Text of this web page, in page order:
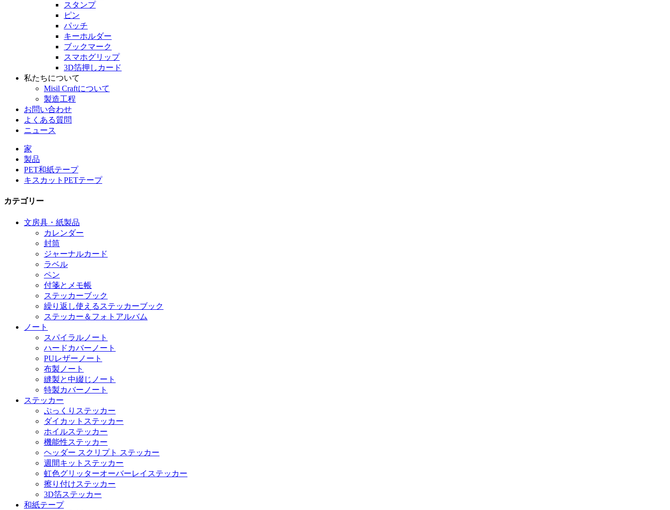
スタンプ
ピン
パッチ
キーホルダー
ブックマーク
スマホグリップ
3D箔押しカード
私たちについて
Misil Craftについて
製造工程
お問い合わせ
よくある質問
ニュース
家
製品
PET和紙テープ
キスカットPETテープ
カテゴリー
文房具・紙製品
カレンダー
封筒
ジャーナルカード
ラベル
ペン
付箋とメモ帳
ステッカーブック
繰り返し使えるステッカーブック
ステッカー＆フォトアルバム
ノート
スパイラルノート
ハードカバーノート
PUレザーノート
布製ノート
縫製と中綴じノート
特製カバーノート
ステッカー
ぷっくりステッカー
ダイカットステッカー
ホイルステッカー
機能性ステッカー
ヘッダー スクリプト ステッカー
週間キットステッカー
虹色グリッターオーバーレイステッカー
擦り付けステッカー
3D箔ステッカー
和紙テープ